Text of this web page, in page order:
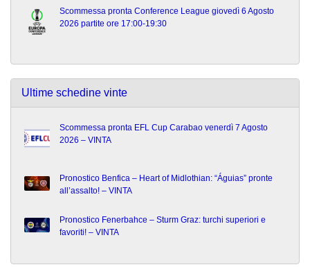
Scommessa pronta Conference League giovedì 6 Agosto
2026 partite ore 17:00-19:30
Ultime schedine vinte
Scommessa pronta EFL Cup Carabao venerdì 7 Agosto
2026 – VINTA
Pronostico Benfica – Heart of Midlothian: “Águias” pronte
all’assalto! – VINTA
Pronostico Fenerbahce – Sturm Graz: turchi superiori e
favoriti! – VINTA